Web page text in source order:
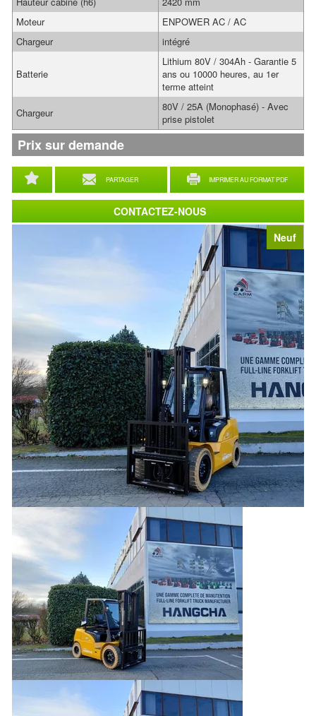
Neuf
PARTAGER IMPRIMER AU FORMAT PDF
Moteur
ENPOWER AC / AC
Chargeur
intégré
Batterie
Lithium 80V / 304Ah - Garantie 5
ans ou 10000 heures, au 1er
terme atteint
Chargeur
80V / 25A (Monophasé) - Avec
prise pistolet
Prix sur demande
CONTACTEZ-NOUS